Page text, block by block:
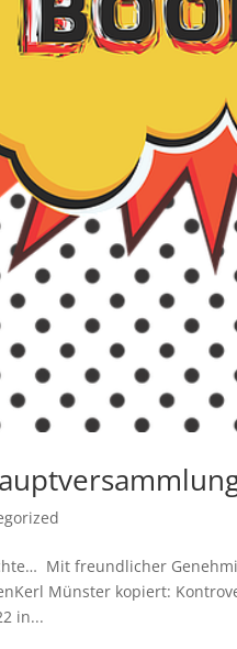
Mit freundlicher
Münster kopiert:
in...